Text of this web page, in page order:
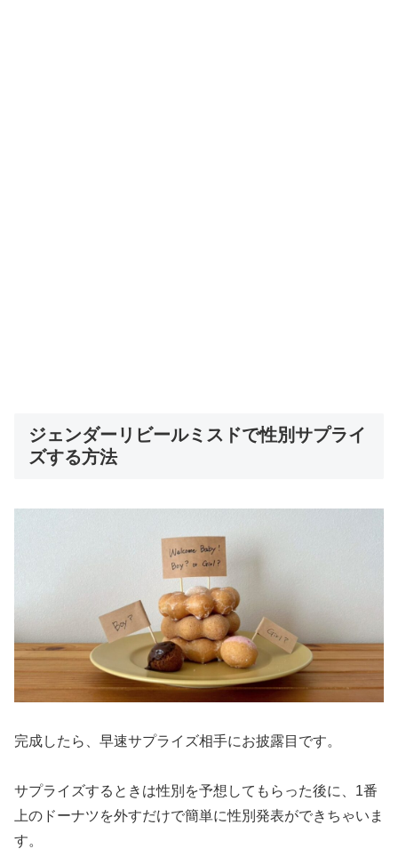
ジェンダーリビールミスドで性別サプライ
ズする方法
完成したら、早速サプライズ相手にお披露目です。
サプライズするときは性別を予想してもらった後に、1番
上のドーナツを外すだけで簡単に性別発表ができちゃいま
す。